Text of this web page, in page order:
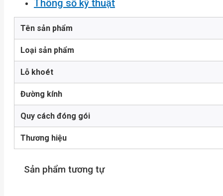
Thông số kỹ thuật
Tên sản phẩm
Loại sản phẩm
Lỗ khoét
Đường kính
Quy cách đóng gói
Thương hiệu
Sản phẩm tương tự